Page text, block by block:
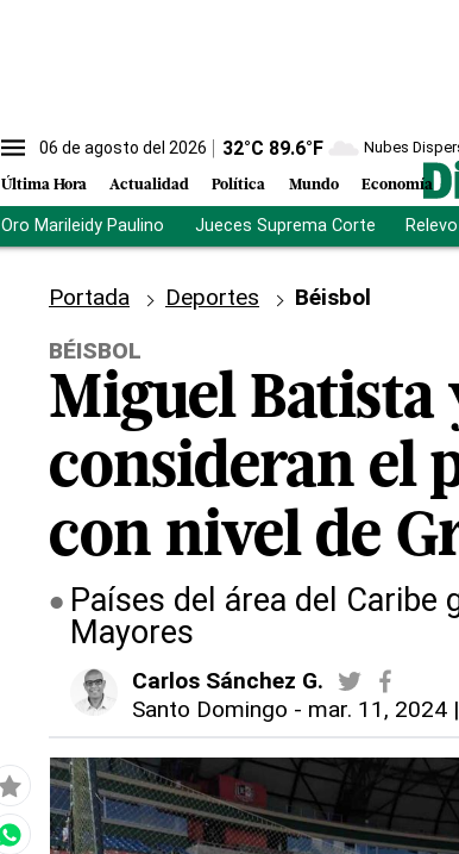
06 de agosto del 2026 32°C 89.6°F Nubes
Última Hora Actualidad Política Mundo Economía
Oro Marileidy Paulino Jueces Suprema Corte
Portada Deportes
Béisbol
BÉISBOL
Miguel Batista
consideran el
con nivel de
Países del área del Caribe
Mayores
Carlos Sánchez G.
Santo Domingo - mar. 11, 2024